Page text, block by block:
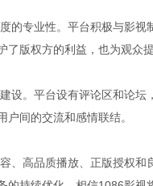
的专业性。平台积极与影
了版权方的利益，也为观众
设。平台设有评论区和论
间的交流和感情联结。
、高品质播放、正版授权